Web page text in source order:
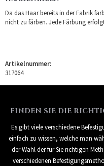
Da das Haar bereits in der Fabrik
nicht zu färben. Jede Färbung
Artikelnummer:
317064
FINDEN SIE DIE
Es gibt viele verschiedene
einfach zu wissen, welche man
der Wahl der für Sie richtigen
verschiedenen